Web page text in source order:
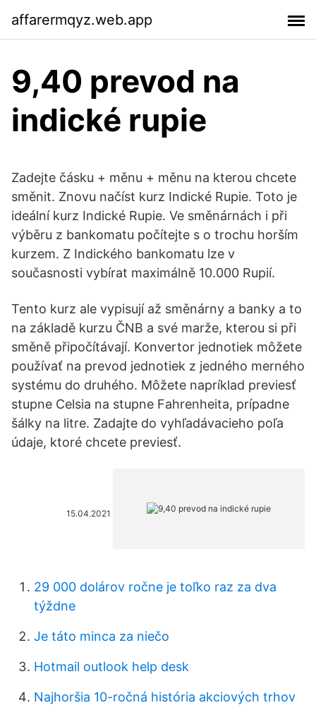
affarermqyz.web.app
9,40 prevod na
indické rupie
Zadejte čásku + měnu + měnu na kterou chcete
směnit. Znovu načíst kurz Indické Rupie. Toto je
ideální kurz Indické Rupie. Ve směnárnách i při
výběru z bankomatu počítejte s o trochu horším
kurzem. Z Indického bankomatu lze v
současnosti vybírat maximálně 10.000 Rupií.
Tento kurz ale vypisují až směnárny a banky a to
na základě kurzu ČNB a své marže, kterou si při
směně připočítávají. Konvertor jednotiek môžete
používať na prevod jednotiek z jedného merného
systému do druhého. Môžete napríklad previesť
stupne Celsia na stupne Fahrenheita, prípadne
šálky na litre. Zadajte do vyhľadávacieho poľa
údaje, ktoré chcete previesť.
15.04.2021
29 000 dolárov ročne je toľko raz za dva
týždne
Je táto minca za niečo
Hotmail outlook help desk
Najhoršia 10-ročná história akciových trhov